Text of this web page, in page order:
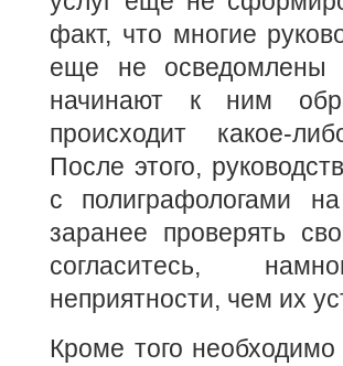
факт, что многие
еще не осведомлены
начинают к ним
происходит какое-
После этого,
с полиграфологами
заранее проверять
согласитесь,
неприятности, чем их
Кроме того